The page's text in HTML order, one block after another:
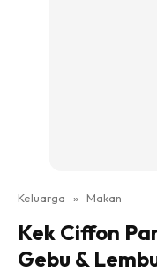
Keluarga » Makan
Kek Ciffon
Gebu &